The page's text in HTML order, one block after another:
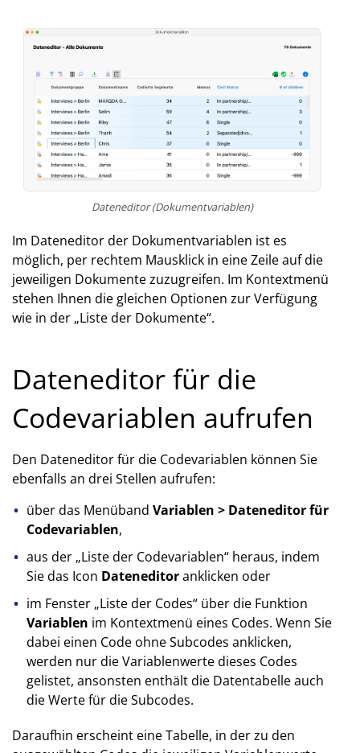
Dateneditor (Dokumentvariablen)
Im Dateneditor der Dokumentvariablen ist es
möglich, per rechtem Mausklick in eine Zeile auf die
jeweiligen Dokumente zuzugreifen. Im Kontextmenü
stehen Ihnen die gleichen Optionen zur Verfügung
wie in der „Liste der Dokumente“.
Dateneditor für die
Codevariablen aufrufen
Den Dateneditor für die Codevariablen können Sie
ebenfalls an drei Stellen aufrufen:
über das Menüband Variablen > Dateneditor für
Codevariablen,
aus der „Liste der Codevariablen“ heraus, indem
Sie das Icon Dateneditoranklicken oder
im Fenster „Liste der Codes“ über die Funktion
Variablen im Kontextmenü eines Codes. Wenn Sie
dabei einen Code ohne Subcodes anklicken,
werden nur die Variablenwerte dieses Codes
gelistet, ansonsten enthält die Datentabelle auch
die Werte für die Subcodes.
Daraufhin erscheint eine Tabelle, in der zu den